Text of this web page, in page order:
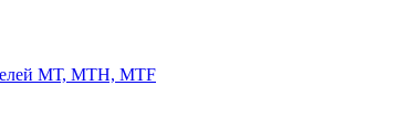
МТ, МТН, МТF